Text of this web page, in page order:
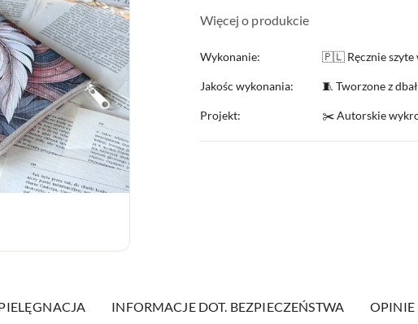
Więcej o produkcie
Wykonanie: 🇵🇱 Ręcznie szyte
Jakośc wykonania: 🧵 Tworzone z
Projekt: ✂️ Autorskie
INFORMACJE DOT. BEZPIECZEŃSTWA OPINIE